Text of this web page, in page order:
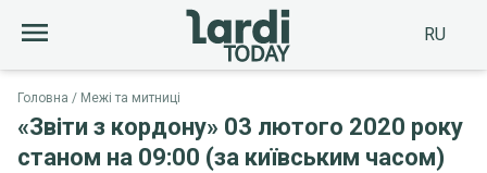
RU
Головна Межі та митниці
«Звіти з кордону» 03 лютого 2020 року
станом на 09:00 (за київським часом)